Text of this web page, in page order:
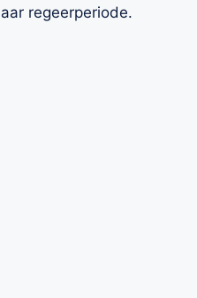
regeerperiode.